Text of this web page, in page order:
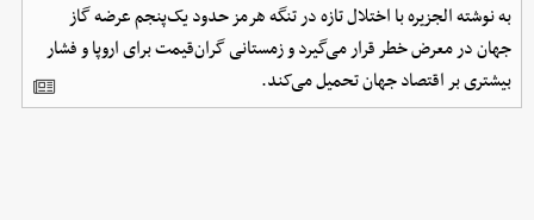
به نوشته الجزیره با اختلال تازه در تنگه هرمز حدود یک‌پنجم عرضه گاز
جهان در معرض خطر قرار می‌گیرد و زمستانی گران‌قیمت برای اروپا و فشار
بیشتری بر اقتصاد جهان تحمیل می‌کند.